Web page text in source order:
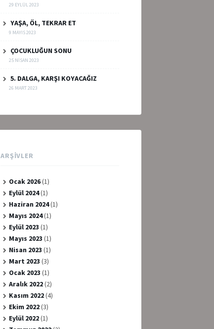
29 EYLÜL 2023
YAŞA, ÖL, TEKRAR ET
9 MAYIS 2023
ÇOCUKLUĞUN SONU
25 NISAN 2023
5. DALGA, KARŞI KOYACAĞIZ
26 MART 2023
ARŞIVLER
Ocak 2026(1)
Eylül 2024(1)
Haziran 2024(1)
Mayıs 2024(1)
Eylül 2023 (1)
Mayıs 2023 (1)
Nisan 2023 (1)
Mart 2023 (3)
Ocak 2023 (1)
Aralık 2022(2)
Kasım 2022(4)
Ekim 2022(3)
Eylül 2022(1)